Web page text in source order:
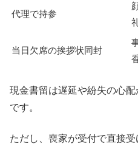
代理で持参
当日欠席の挨拶状同封
現金書留は遅延や紛失の心
です。
ただし、喪家が受付で直接